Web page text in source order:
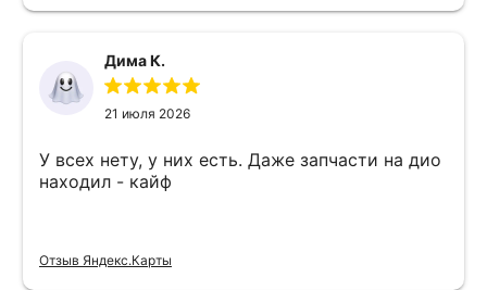
Дима К.
21 июля 2026
У всех нету, у них есть. Даже запчасти на дио
находил - кайф
Отзыв Яндекс.Карты